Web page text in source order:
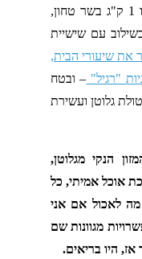
קורנפלקס ללא גלוטן יכול לעלות כמו 1 ק"ג בשר טחון,
עם שישיית
את שיעורי הבית,
"רגיל" – ובטח
גלוטן ועשירת
הנקי מגלוטן,
אוכל אמיתי, כל
לאכול אם אני
מגוונות שם
אז, היו בריאים.